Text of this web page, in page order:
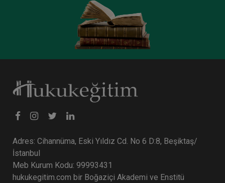
Sigorta Hukuku - IV. Ticaret Hukuku Kongresi -
Sepete Ekle
Tüketici Hukuku Enstitüsü
Adres: Cihannüma, Eski Yıldız Cd. No 6 D:8, Beşiktaş/
İstanbul
Meb Kurum Kodu: 99993431
hukukegitim.com bir Boğaziçi Akademi ve Enstitü